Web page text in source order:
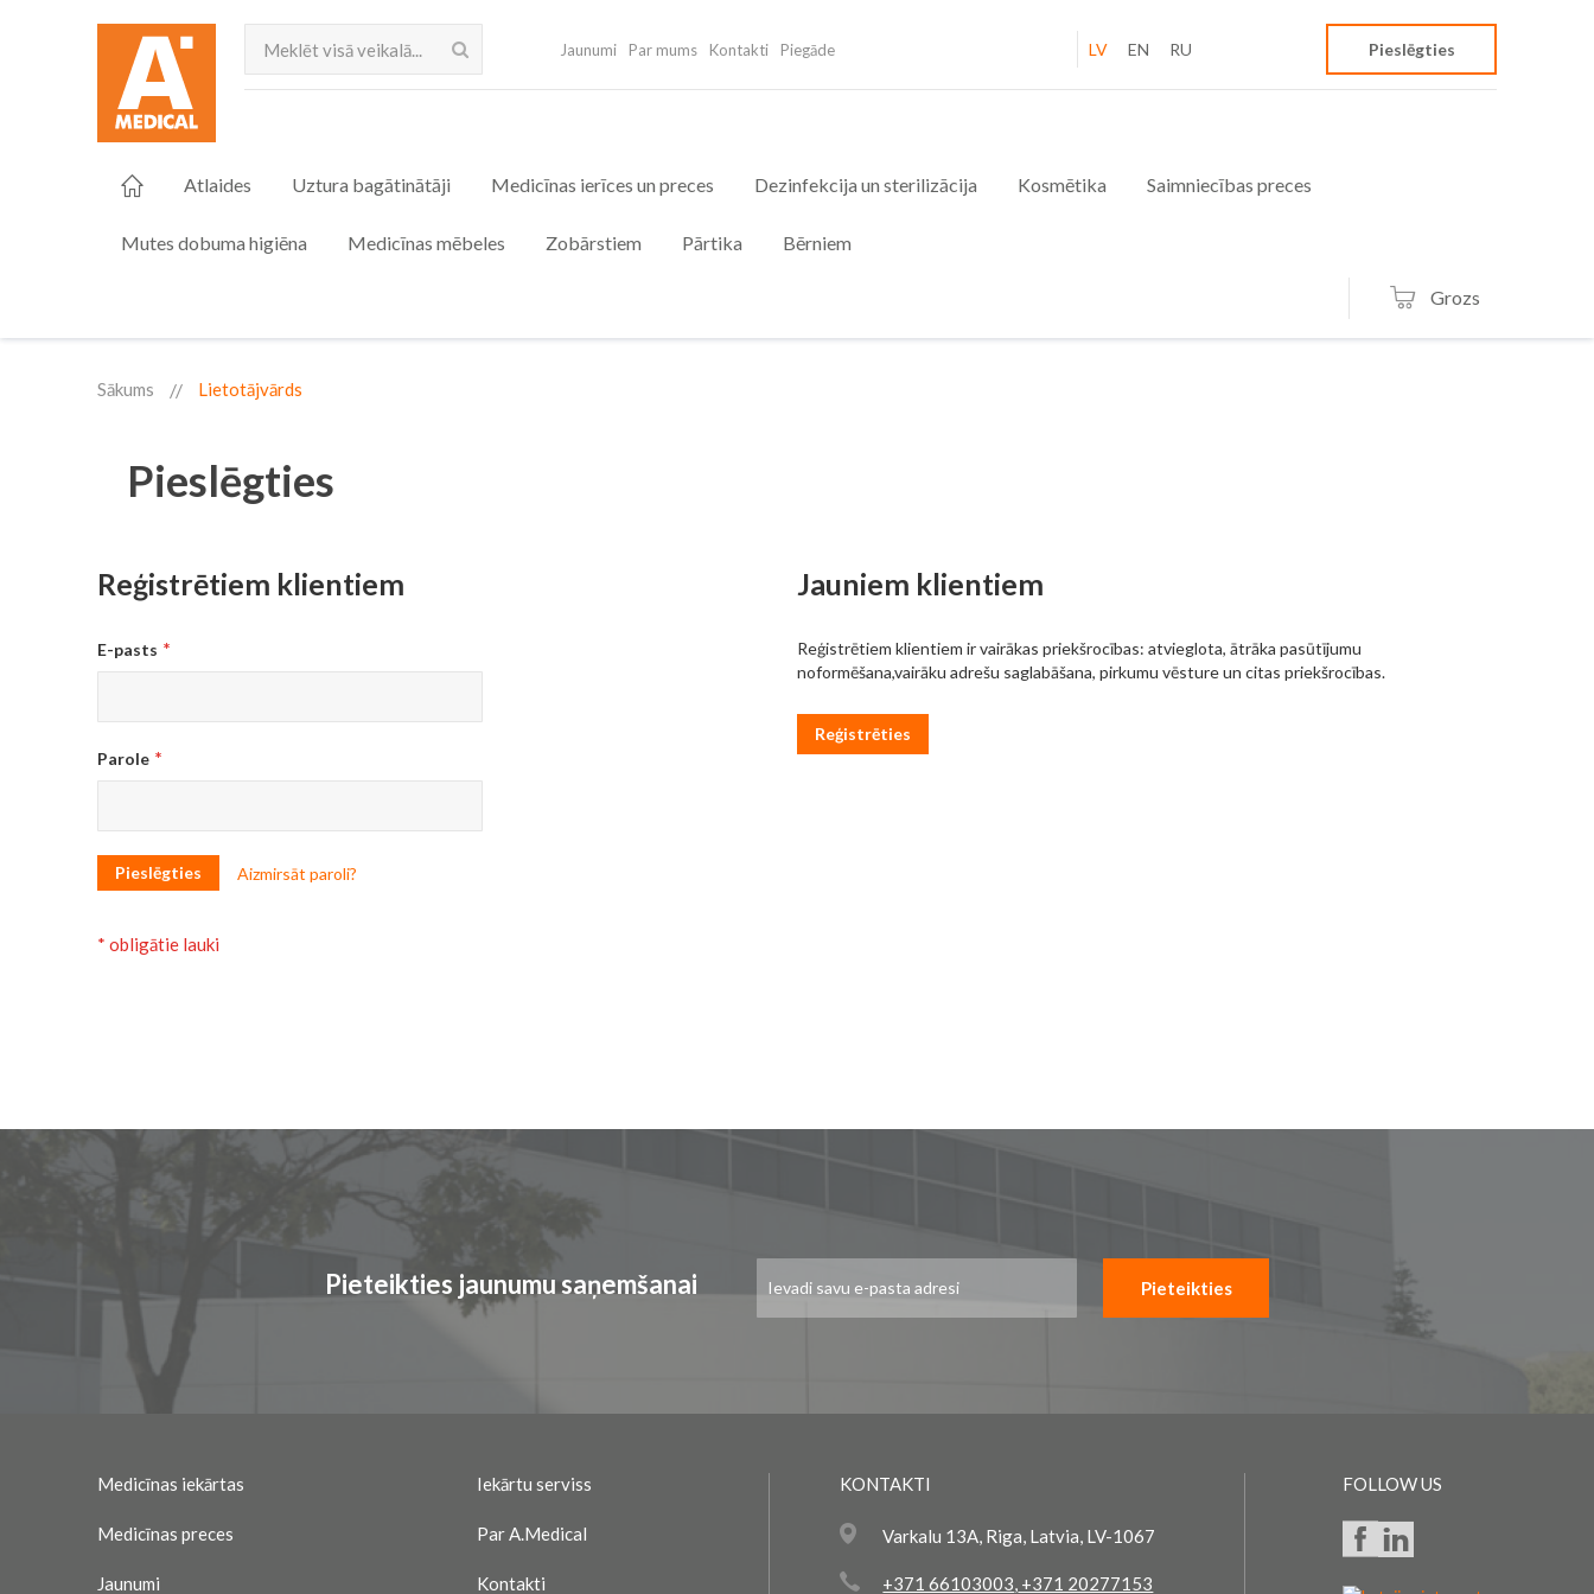
Meklēt
Jaunumi Par mums Kontakti Piegāde LV EN RU Pieslēgties
Atlaides Uztura bagātinātāji Medicīnas ierīces un preces Dezinfekcija un sterilizācija Kosmētika Saimniecības preces
Mutes dobuma higiēna Medicīnas mēbeles Zobārstiem Pārtika Bērniem
Grozs
Sākums Lietotājvārds
Pieslēgties
Reģistrētiem klientiem
E-pasts
Parole
Pieslēgties Aizmirsāt paroli?
Jauniem klientiem
Reģistrētiem klientiem ir vairākas priekšrocības: atvieglota, ātrāka pasūtījumu
noformēšana,vairāku adrešu saglabāšana, pirkumu vēsture un citas priekšrocības.
Reģistrēties
Pieteikties jaunumu saņemšanai
jaunumu
Pieteikties
Medicīnas iekārtas Iekārtu serviss
Medicīnas preces Par A.Medical
Jaunumi Kontakti
KONTAKTI
Varkalu 13A, Riga, Latvia, LV-1067
+371 66103003, +371 20277153
FOLLOW US